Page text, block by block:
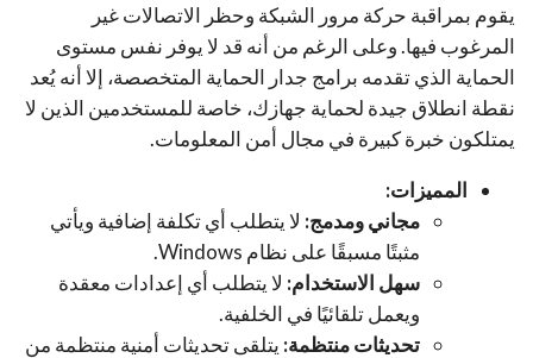
يقوم بمراقبة حركة مرور الشبكة وحظر الاتصالات غير
المرغوب فيها. وعلى الرغم من أنه قد لا يوفر نفس مستوى
الحماية الذي تقدمه برامج جدار الحماية المتخصصة، إلا أنه يُعد
نقطة انطلاق جيدة لحماية جهازك، خاصة للمستخدمين الذين لا
يمتلكون خبرة كبيرة في مجال أمن المعلومات.
المميزات:
مجاني ومدمج: لا يتطلب أي تكلفة إضافية ويأتي
مثبتًا مسبقًا على نظام Windows.
سهل الاستخدام: لا يتطلب أي إعدادات معقدة
ويعمل تلقائيًا في الخلفية.
تحديثات منتظمة: يتلقى تحديثات أمنية منتظمة من